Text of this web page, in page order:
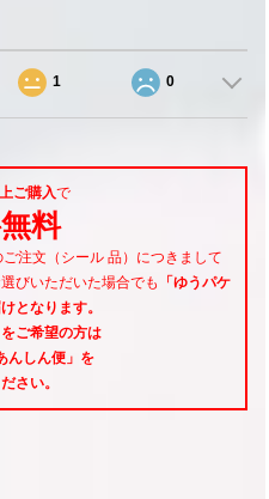
1 0
ご購入で
料
注文（シール 品）につきまして
びいただいた場合でも
「ゆうパケ
となります。
をご希望の方は
んしん便」 を
さい。